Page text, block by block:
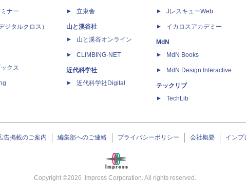
ナー
ジタルクロス）
クス
立東舎
山と溪谷社
山と溪谷オンライン
CLIMBING-NET
近代科学社
近代科学社Digital
JレスキューWeb
イカロスアカデミー
MdN
MdN Books
MdN Design Interactive
テックリブ
TechLib
告掲載のご案内 編集部へのご連絡 プライバシーポリシー 会社概要 インプ
Copyright ©2026 Impress Corporation. All rights reserved.